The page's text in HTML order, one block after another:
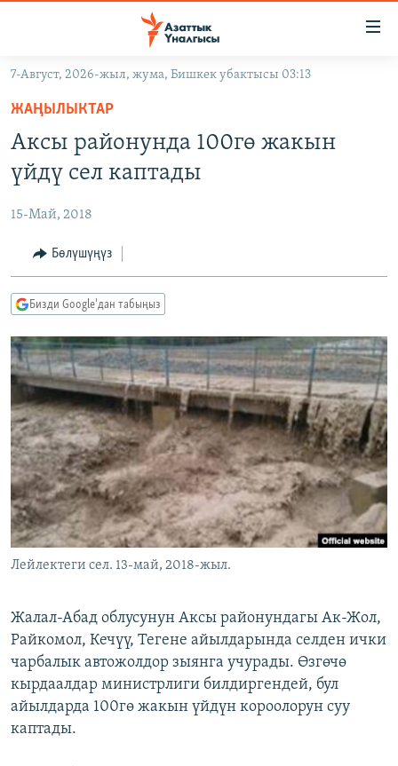
Навигацияга
өтүңүз
Издөөгө
салыңызКЫРГЫЗСТАН
ЭКОНОМИКА
МАДАНИЯТ
БОРБОР АЗИЯ
УКРАИНА
АТАЙЫН ИЛИКТӨӨ
ТВ ПРОГРАММАЛАР
ЭКСПЕРТТЕР ТАЛДАЙТ
БИЗ ЖАНА ДҮЙНӨ
ДАНИСТЕ
ЭЖЕ-СИҢДИЛЕР
АЗАТТЫК+
ЫҢГАЙСЫЗ СУРООЛОР
ӨЗГӨЧӨ ПИКИР
Русский
ОНЛАЙН ШЕРИНЕ
ЭЕ/АРнун бардык сайттары
7-Август, 2026-жыл, жума, Бишкек убактысы 03:13
ЖАҢЫЛЫКТАР
Аксы районунда 100гө жакын
үйдү сел каптады
15-Май, 2018
Бөлүшүңүз
Бизди Google'дан табыңыз
Лейлектеги сел. 13-май, 2018-жыл.
Жалал-Абад облусунун Аксы районундагы Ак-Жол,
Райкомол, Кечүү, Тегене айылдарында селден ички
чарбалык автожолдор зыянга учурады. Өзгөчө
кырдаалдар министрлиги билдиргендей, бул
айылдарда 100гө жакын үйдүн короолорун суу
каптады.